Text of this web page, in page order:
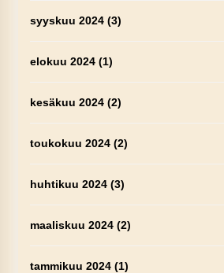
syyskuu 2024(3)
elokuu 2024(1)
kesäkuu 2024(2)
toukokuu 2024(2)
huhtikuu 2024(3)
maaliskuu 2024(2)
tammikuu 2024(1)